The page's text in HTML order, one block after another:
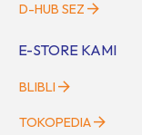
D-HUB SEZ
E-STORE KAMI
BLIBLI
TOKOPEDIA